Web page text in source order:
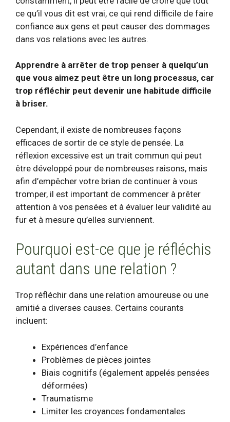
ce qu’il vous dit est vrai, ce qui rend difficile de faire
confiance aux gens et peut causer des dommages
dans vos relations avec les autres.
Apprendre à arrêter de trop penser à quelqu’un
que vous aimez peut être un long processus, car
trop réfléchir peut devenir une habitude difficile
à briser.
Cependant, il existe de nombreuses façons
efficaces de sortir de ce style de pensée. La
réflexion excessive est un trait commun qui peut
être développé pour de nombreuses raisons, mais
afin d’empêcher votre brian de continuer à vous
tromper, il est important de commencer à prêter
attention à vos pensées et à évaluer leur validité au
fur et à mesure qu’elles surviennent.
Pourquoi est-ce que je réfléchis
autant dans une relation ?
Trop réfléchir dans une relation amoureuse ou une
amitié a diverses causes. Certains courants
incluent:
Expériences d’enfance
Problèmes de pièces jointes
Biais cognitifs (également appelés pensées
déformées)
Traumatisme
Limiter les croyances fondamentales